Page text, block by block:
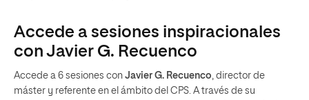
Accede a sesiones inspiracionales
con Javier G. Recuenco
Accede a 6 sesiones con Javier G. Recuenco, director de
máster y referente en el ámbito del CPS. A través de su